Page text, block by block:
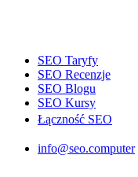
SEO Taryfy
SEO Recenzje
SEO Blogu
SEO Kursy
Łączność SEO
info@seo.computer